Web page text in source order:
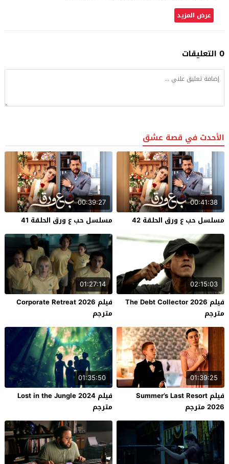
عرض المزيد
0 التعليقات
الأحدث في قصة عشق
00:41:38
مسلسل حب ع ورق الحلقة 42
00:39:27
مسلسل حب ع ورق الحلقة 41
02:15:03
فيلم The Debt Collector 2026
مترجم
01:27:14
فيلم Corporate Retreat 2026
مترجم
01:39:25
فيلم Summer’s Last Resort
2026 مترجم
01:35:50
فيلم Lost in the Jungle 2024
مترجم